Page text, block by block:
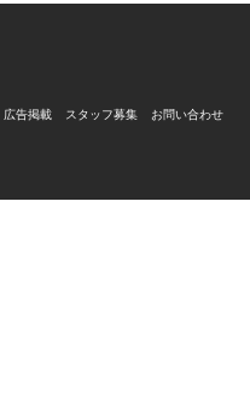
広告掲載 スタッフ募集 お問い合わせ